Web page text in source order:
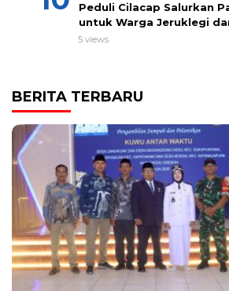
Peduli Cilacap Salurkan
untuk Warga Jeruklegi
5 views
BERITA TERBARU